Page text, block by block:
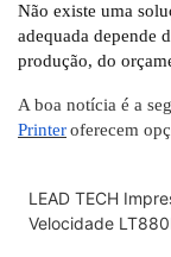
Não existe uma
adequada depende
produção, do
A boa notícia é a
Printeroferecem
LEAD TECH
Velocidade